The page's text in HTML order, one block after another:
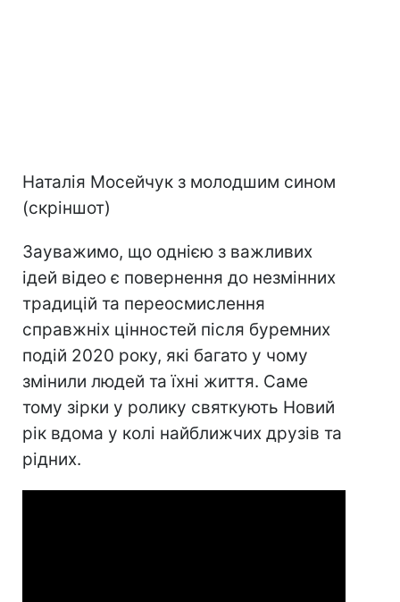
Наталія Мосейчук з молодшим сином
(скріншот)
Зауважимо, що однією з важливих
ідей відео є повернення до незмінних
традицій та переосмислення
справжніх цінностей після буремних
подій 2020 року, які багато у чому
змінили людей та їхні життя. Саме
тому зірки у ролику святкують Новий
рік вдома у колі найближчих друзів та
рідних.